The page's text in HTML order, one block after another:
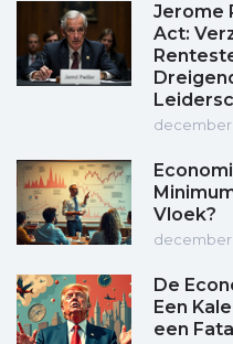
Jerome
Act:
december
Vloek?
december
De
Een
een